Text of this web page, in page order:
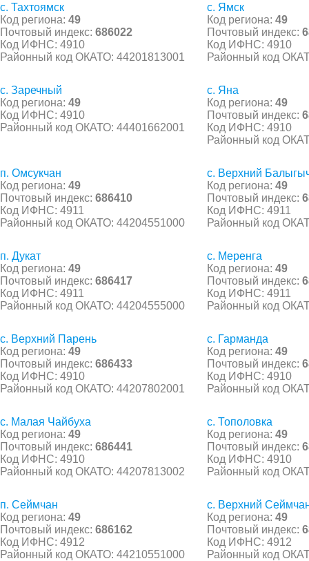
с. Тахтоямск
Код региона: 49
Почтовый индекс: 686022
Код ИФНС: 4910
Районный код ОКАТО: 44201813001
с. Ямск
Код региона: 49
Почтовый индекс:
Код ИФНС: 4910
Районный код
с. Заречный
Код региона: 49
Код ИФНС: 4910
Районный код ОКАТО: 44401662001
с. Яна
Код региона: 49
Почтовый индекс:
Код ИФНС: 4910
Районный код
п. Омсукчан
Код региона: 49
Почтовый индекс: 686410
Код ИФНС: 4911
Районный код ОКАТО: 44204551000
с. Верхний
Код региона: 49
Почтовый индекс:
Код ИФНС: 4911
Районный код
п. Дукат
Код региона: 49
Почтовый индекс: 686417
Код ИФНС: 4911
Районный код ОКАТО: 44204555000
с. Меренга
Код региона: 49
Почтовый индекс:
Код ИФНС: 4911
Районный код
с. Верхний Парень
Код региона: 49
Почтовый индекс: 686433
Код ИФНС: 4910
Районный код ОКАТО: 44207802001
с. Гарманда
Код региона: 49
Почтовый индекс:
Код ИФНС: 4910
Районный код
с. Малая Чайбуха
Код региона: 49
Почтовый индекс: 686441
Код ИФНС: 4910
Районный код ОКАТО: 44207813002
с. Тополовка
Код региона: 49
Почтовый индекс:
Код ИФНС: 4910
Районный код
п. Сеймчан
Код региона: 49
Почтовый индекс: 686162
Код ИФНС: 4912
Районный код ОКАТО: 44210551000
с. Верхний
Код региона: 49
Почтовый индекс:
Код ИФНС: 4912
Районный код